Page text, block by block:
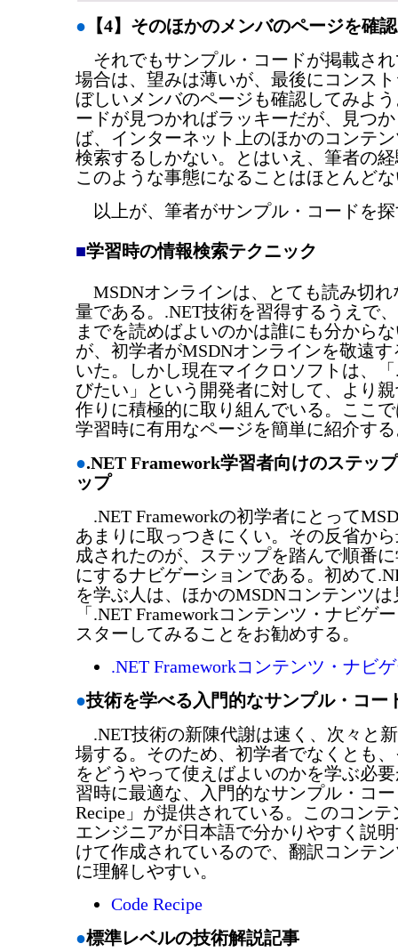
● 【4】そのほかのメンバのページを確認
それでもサンプル・コードが掲載さ
場合は、望みは薄いが、最後にコンス
ぼしいメンバのページも確認してみよ
ードが見つかればラッキーだが、見つ
ば、インターネット上のほかのコンテ
検索するしかない。とはいえ、筆者の
このような事態になることはほとんど
以上が、筆者がサンプル・コードを
■学習時の情報検索テクニック
MSDNオンラインは、とても読み切れ
量である。.NET技術を習得するうえで
までを読めばよいのかは誰にも分から
が、初学者がMSDNオンラインを敬遠
いた。しかし現在マイクロソフトは、
びたい」という開発者に対して、より
作りに積極的に取り組んでいる。ここ
学習時に有用なページを簡単に紹介す
●.NET Framework学習者向けのステッ
ップ
.NET Frameworkの初学者にとって
あまりに取っつきにくい。その反省か
成されたのが、ステップを踏んで順番
にするナビゲーションである。初めて
を学ぶ人は、ほかのMSDNコンテンツ
「.NET Frameworkコンテンツ・ナビゲ
スターしてみることをお勧めする。
.NET Frameworkコンテンツ・ナビ
●技術を学べる入門的なサンプル・コー
.NET技術の新陳代謝は速く、次々と
場する。そのため、初学者でなくとも
をどうやって使えばよいのかを学ぶ必
習時に最適な、入門的なサンプル・コー
Recipe」が提供されている。このコン
エンジニアが日本語で分かりやすく説
けて作成されているので、翻訳コンテ
に理解しやすい。
Code Recipe
●標準レベルの技術解説記事